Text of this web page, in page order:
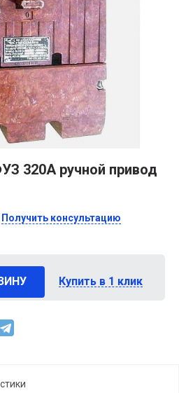
320А ручной привод
Получить консультацию
Купить в 1 клик